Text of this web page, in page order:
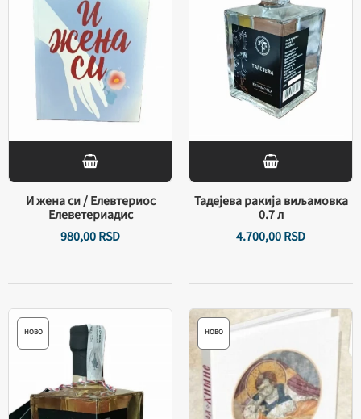
И жена си / Елевтериос
Елеветериадис
980,00RSD
Тадејева ракија виљамовка
0.7 л
4.700,00RSD
НОВО НОВО